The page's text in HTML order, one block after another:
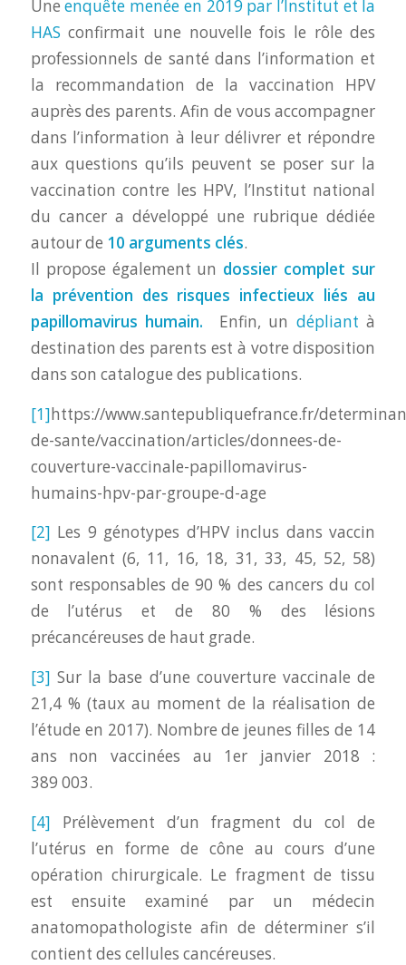
Uneenquête menée en 2019 par l’Institut et la
HAS confirmait une nouvelle fois le rôle des
professionnels de santé dans l’information et
la recommandation de la vaccination HPV
auprès des parents. Afin de vous accompagner
dans l’information à leur délivrer et répondre
aux questions qu’ils peuvent se poser sur la
vaccination contre les HPV, l’Institut national
du cancer a développé une rubrique dédiée
autour de 10 arguments clés.
Il propose également un dossier complet sur
la prévention des risques infectieux liés au
papillomavirus humain.
Enfin, un dépliant à
destination des parents est à votre disposition
dans son catalogue des publications.
[1]https://www.santepubliquefrance.fr/
de-sante/vaccination/articles/donnees-de-
couverture-vaccinale-papillomavirus-
humains-hpv-par-groupe-d-age
[2] Les 9 génotypes d’HPV inclus dans vaccin
nonavalent (6, 11, 16, 18, 31, 33, 45, 52, 58)
sont responsables de 90 % des cancers du col
de l’utérus et de 80 % des lésions
précancéreuses de haut grade.
[3] Sur la base d’une couverture vaccinale de
21,4 % (taux au moment de la réalisation de
l’étude en 2017). Nombre de jeunes filles de 14
ans non vaccinées au 1er janvier 2018 :
389 003.
[4] Prélèvement d’un fragment du col de
l’utérus en forme de cône au cours d’une
opération chirurgicale. Le fragment de tissu
est ensuite examiné par un médecin
anatomopathologiste afin de déterminer s’il
contient des cellules cancéreuses.